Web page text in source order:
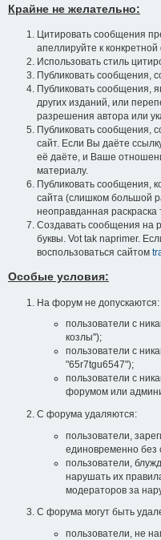
Крайне не желательно:
Цитировать сообщения
апеллируйте к
Использовать стиль
Публиковать сообщения,
Публиковать сообщения,
других изданий, или
разрешения автора или
Публиковать сообщения,
сайт. Если Вы даёте
её даёте, и Ваше
материалу.
Публиковать сообщения,
сайта (слишком большой
неоправданная раскраска
Создавать сообщения на
буквы. Vot tak naprimer.
воспользоваться сайтом
Особые условия:
На форум не допускаются:
пользователи с
козлы");
пользователи с
"65r7tgu6547");
пользователи с
форумом или
С форума удаляются:
пользователи,
единовременно без
пользователи,
нарушать их
модераторов за
С форума могут быть
пользователи, не